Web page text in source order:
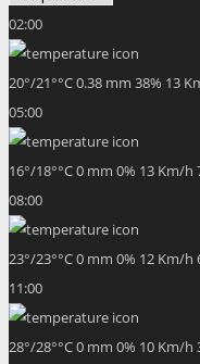
02:00
20°/21°°C0.38 mm 38% 13
05:00
16°/18°°C0 mm 0% 13 Km/h
08:00
23°/23°°C0 mm 0% 12 Km/h
11:00
28°/28°°C0 mm 0% 10 Km/h